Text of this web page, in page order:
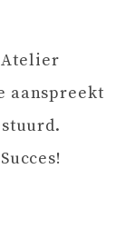
Atelier
aanspreekt